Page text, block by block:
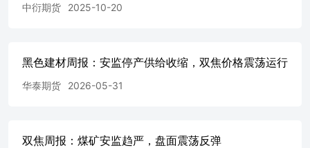
中衍期货 2025-10-20
黑色建材周报：安监停产供给收缩，双焦价格震荡运行
华泰期货 2026-05-31
双焦周报：煤矿安监趋严，盘面震荡反弹